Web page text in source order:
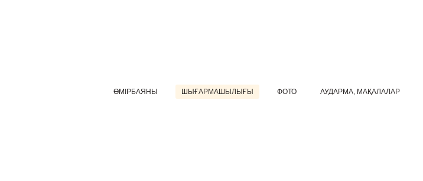
ӨМІРБАЯНЫ ШЫҒАРМАШЫЛЫҒЫ ФОТО АУДАРМА, МАҚАЛАЛАР